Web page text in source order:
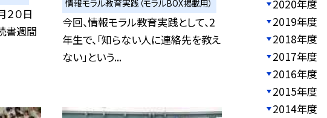
２０日
書週間
情報モラル教育実践（モラルBOX掲載用）
今回、情報モラル教育実践として、2
年生で、「知らない人に連絡先を教え
ない」という...
2020年度
2019年度
2018年度
2017年度
2016年度
2015年度
2014年度